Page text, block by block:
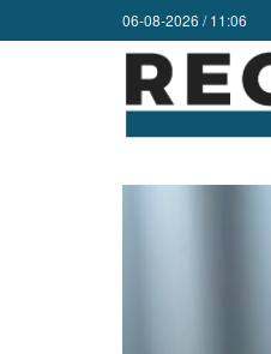
06-08-2026 / 11:06